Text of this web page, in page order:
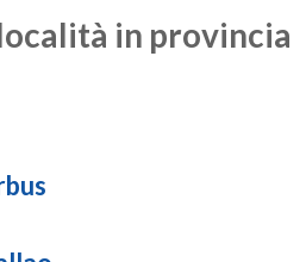
in provincia